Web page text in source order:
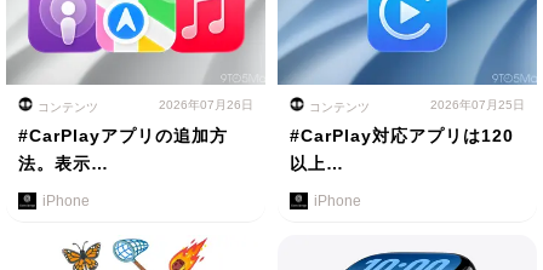
コンテンツ 2026年07月26日
#CarPlayアプリの追加方
法。表示…
iPhone
コンテンツ 2026年07月25日
#CarPlay対応アプリは120
以上…
iPhone